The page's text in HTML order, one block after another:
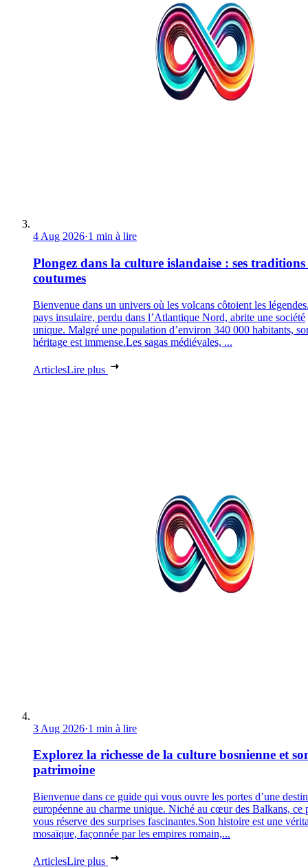
4 Aug 2026·1 min à lire
Plongez dans la culture islandaise : ses traditions
coutumes
Bienvenue dans un univers où les volcans côtoient les
pays insulaire, perdu dans l’Atlantique Nord, abrite une société
unique. Malgré une population d’environ 340 000 habitants,
héritage est immense.Les sagas médiévales, ...
ArticlesLire plus
3 Aug 2026·1 min à lire
Explorez la richesse de la culture bosnienne et
patrimoine
Bienvenue dans ce guide qui vous ouvre les portes d’une
européenne au charme unique. Niché au cœur des Balkans, ce
vous réserve des surprises fascinantes.Son histoire est une
mosaïque, façonnée par les empires romain,...
ArticlesLire plus